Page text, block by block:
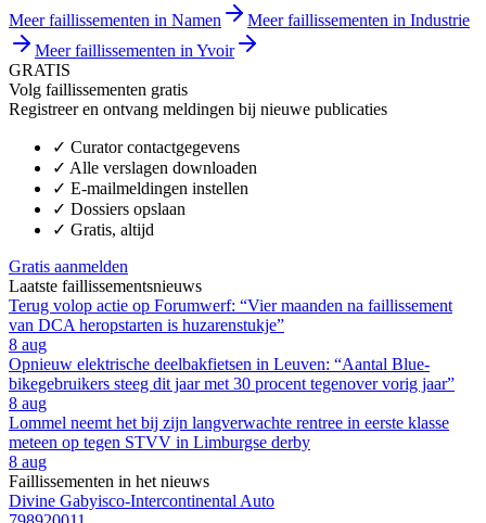
Meer faillissementen in Namen
Meer faillissementen in Industrie
Meer faillissementen in Yvoir
GRATIS
Volg faillissementen gratis
Registreer en ontvang meldingen bij nieuwe publicaties
✓ Curator contactgegevens
✓ Alle verslagen downloaden
✓ E-mailmeldingen instellen
✓ Dossiers opslaan
✓ Gratis, altijd
Gratis aanmelden
Laatste faillissementsnieuws
Terug volop actie op Forumwerf: “Vier maanden na faillissement
van DCA heropstarten is huzarenstukje”
8 aug
Opnieuw elektrische deelbakfietsen in Leuven: “Aantal Blue-
bikegebruikers steeg dit jaar met 30 procent tegenover vorig jaar”
8 aug
Lommel neemt het bij zijn langverwachte rentree in eerste klasse
meteen op tegen STVV in Limburgse derby
8 aug
Faillissementen in het nieuws
Divine Gabyisco-Intercontinental Auto